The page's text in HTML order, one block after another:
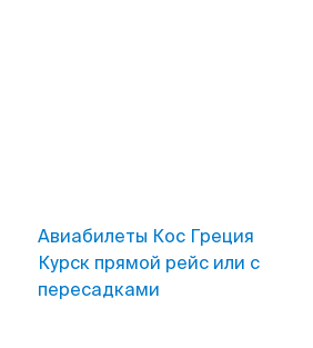
Авиабилеты Кос Греция
Курск прямой рейс или с
пересадками